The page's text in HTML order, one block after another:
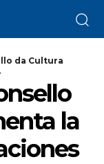
da Cultura
la